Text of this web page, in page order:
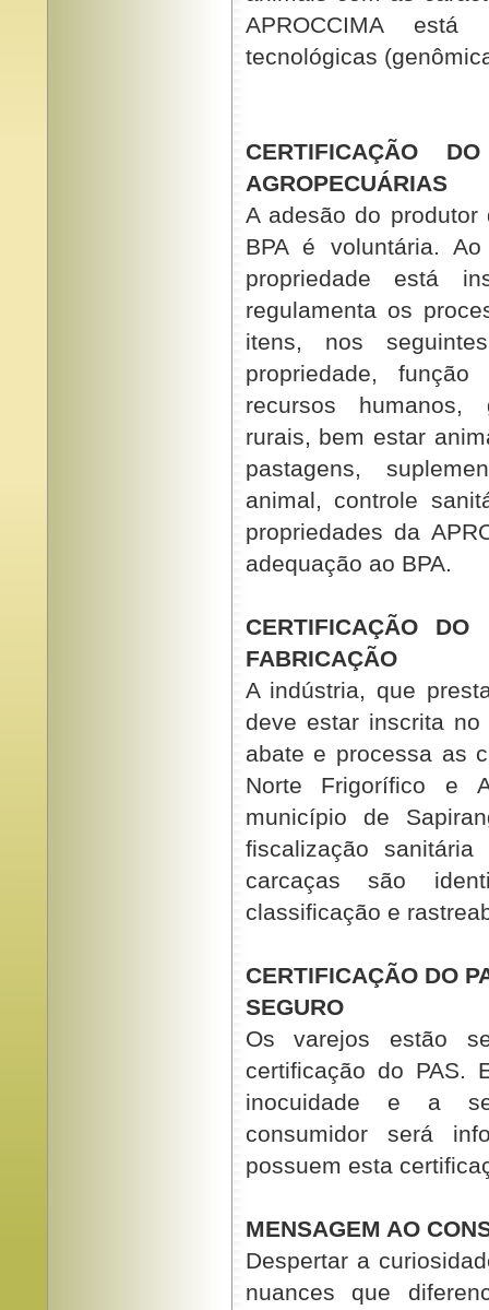
APROCCIMA está
tecnológicas
CERTIFICAÇÃO
AGROPECUÁRIAS
A adesão do
BPA é voluntária.
propriedade está
regulamenta os
itens, nos
propriedade,
recursos humanos,
rurais, bem estar
pastagens,
animal, controle
propriedades da
adequação ao BPA.
CERTIFICAÇÃO
FABRICAÇÃO
A indústria, que
deve estar inscrita
abate e processa as
Norte Frigorífico e
município de
fiscalização
carcaças são
classificação e
CERTIFICAÇÃO DO
SEGURO
Os varejos estão
certificação do PAS.
inocuidade e a
consumidor será
possuem esta
MENSAGEM AO
Despertar a
nuances que